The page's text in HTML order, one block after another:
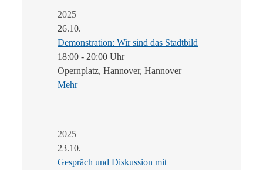
2025
26.10.
Demonstration: Wir sind das Stadtbild
18:00 - 20:00 Uhr
Opernplatz, Hannover, Hannover
Mehr
2025
23.10.
Gespräch und Diskussion mit